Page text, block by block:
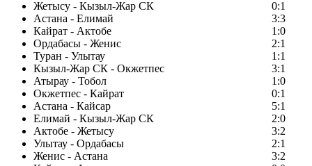
Жетысу - Кызыл-Жар СК
0:1
Астана - Елимай
3:3
Кайрат - Актобе
1:0
Ордабасы - Женис
2:1
Туран - Улытау
1:1
Кызыл-Жар СК - Окжетпес
3:1
Атырау - Тобол
1:0
Окжетпес - Кайрат
0:1
Астана - Кайсар
5:1
Елимай - Кызыл-Жар СК
2:0
Актобе - Жетысу
3:2
Улытау - Ордабасы
2:1
Женис - Астана
3:2